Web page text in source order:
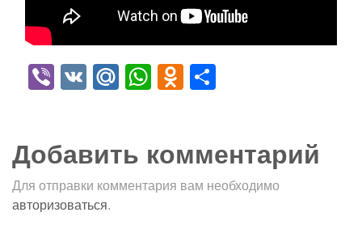
Viber
VK Mail.Ru
WhatsApp
Odnoklassniki
Добавить комментарий
Для отправки комментария вам необходимо
авторизоваться.